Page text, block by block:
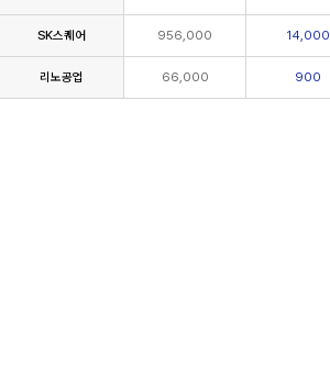
SK스퀘어 956,000 14,000
리노공업 66,000 900